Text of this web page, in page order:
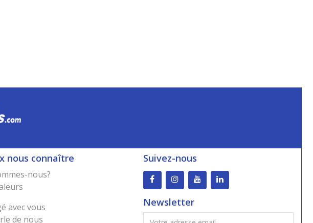
nous connaître
nous?
avec vous
de nous
Suivez-nous
Newsletter